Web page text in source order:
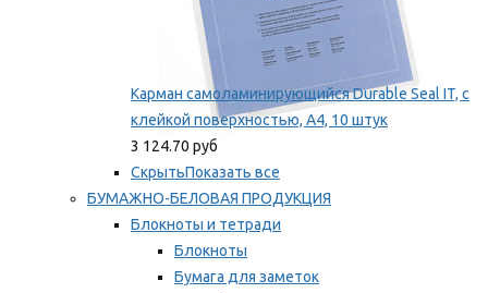
Карман самоламинирующийся Durable Seal IT, с
клейкой поверхностью, A4, 10 штук
3 124.70 руб
СкрытьПоказать все
БУМАЖНО-БЕЛОВАЯ ПРОДУКЦИЯ
Блокноты и тетради
Блокноты
Бумага для заметок